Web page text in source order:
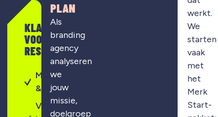
KLAAR
VOOR
RESULTAAT?
Merkontwikkeling
& strategie
Visuele
PLAN
Als
branding
agency
analyseren
we
jouw
missie,
doelgroep
werkt.
We
starten
vaak
met
het
Merk
Start-